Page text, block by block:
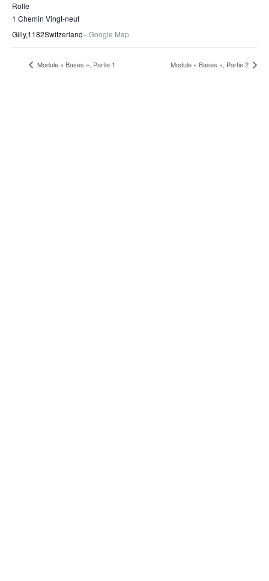
Rolle
1 Chemin Vingt-neuf
Gilly,1182Switzerland+ Google Map
Module « Bases », Partie 1 Module « Bases », Partie 2